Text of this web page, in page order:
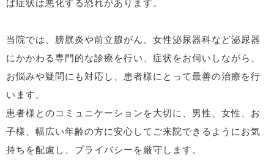
ば症状は悪化する恐れがあります。
当院では、膀胱炎や前立腺がん、女性泌尿器科など泌尿器
にかかわる専門的な診療を行い、症状をお伺いしながら、
お悩みや疑問にも対応し、患者様にとって最善の治療を行
います。
患者様とのコミュニケーションを大切に、男性、女性、お
子様、幅広い年齢の方に安心してご来院できるようにお気
持ちを配慮し、プライバシーを厳守します。